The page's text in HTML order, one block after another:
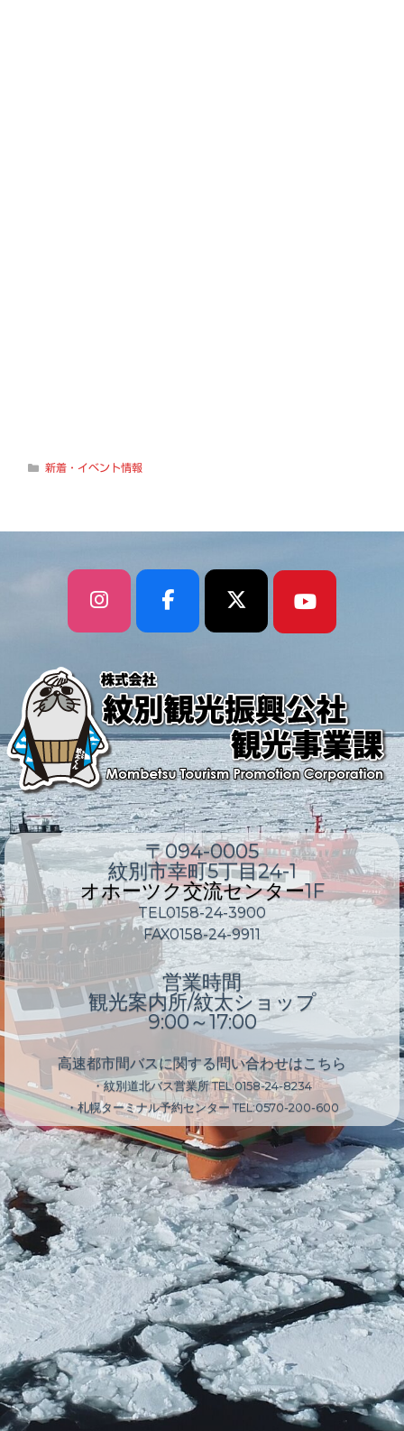
カ
ー
新着・イベント情報
〒094-0005
紋別市幸町5丁目24-1
オホーツク交流センター1F
TEL0158-24-3900
FAX0158-24-9911
営業時間
観光案内所/紋太ショップ
9:00～17:00
高速都市間バスに関する問い合わせはこちら
・紋別道北バス営業所TEL:0158-24-8234
・札幌ターミナル予約センターTEL:0570-200-600